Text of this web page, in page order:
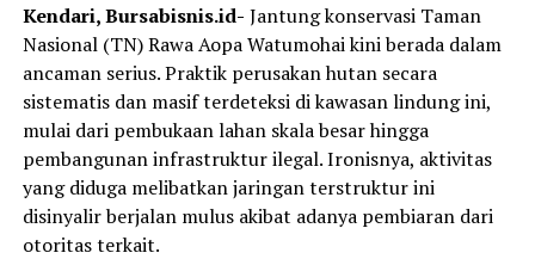
Azel mengaku mendapatkan banyak pengalaman baru di
kelas tersebut, terutama dalam mengendalikan motor
dengan kapasitas mesin yang lebih besar.
“Alhamdulillah bisa meraih podium perdana untuk ART.
Banyak pembelajaran yang saya dapat karena karakter
motor 250cc sangat berbeda dan membutuhkan kontrol
yang lebih baik,” tutup Azel.
Kendari, Bursabisnis.id- Jantung konservasi Taman
Nasional (TN) Rawa Aopa Watumohai kini berada dalam
ancaman serius. Praktik perusakan hutan secara
sistematis dan masif terdeteksi di kawasan lindung ini,
mulai dari pembukaan lahan skala besar hingga
pembangunan infrastruktur ilegal. Ironisnya, aktivitas
yang diduga melibatkan jaringan terstruktur ini
disinyalir berjalan mulus akibat adanya pembiaran dari
otoritas terkait.